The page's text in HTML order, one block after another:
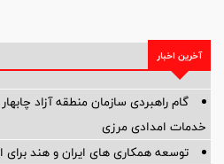
آخرین اخبار
گام راهبردی سازمان منطقه آزاد
خدمات امدادی مرزی
توسعه همکاری های ایران و هند